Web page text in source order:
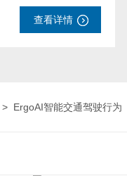
查看详情
> ErgoAI智能交通驾驶行为